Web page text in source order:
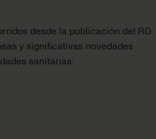
desde la publicación del RD
y significativas novedades
sanitarias: